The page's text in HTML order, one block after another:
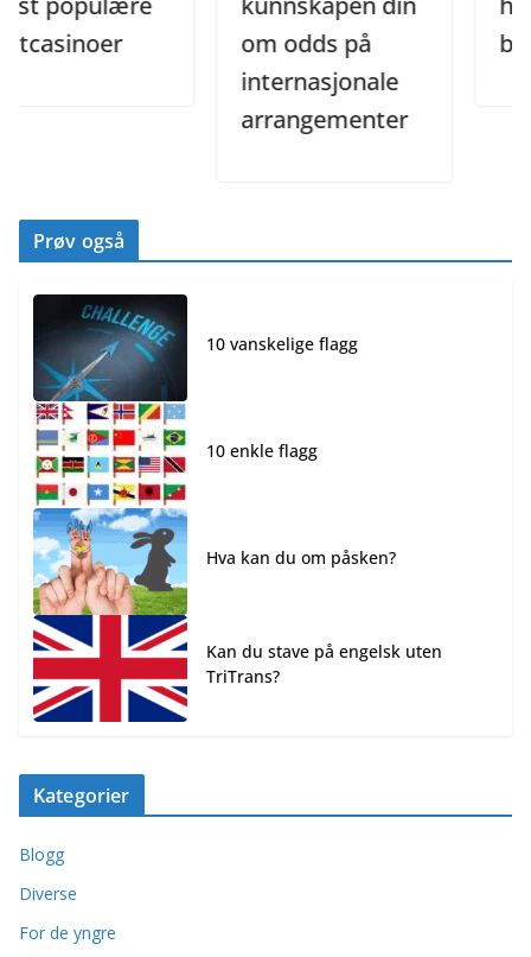
om odds på
internasjonale
arrangementer
bak
Prøv også
10 vanskelige flagg
10 enkle flagg
Hva kan du om påsken?
Kan du stave på engelsk uten
TriTrans?
Kategorier
Blogg
Diverse
For de yngre